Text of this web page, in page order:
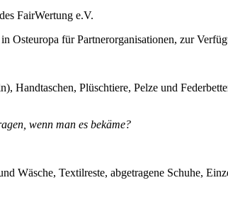
FairWertung e.V.
Osteuropa für Partnerorganisationen, zur
Handtaschen, Plüschtiere, Pelze und
wenn man es bekäme?
Wäsche, Textilreste, abgetragene Schuhe,